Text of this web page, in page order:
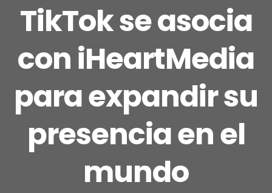
TikTok se asocia
con iHeartMedia
para expandir su
presencia en el
mundo